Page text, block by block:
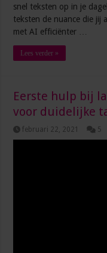
snel teksten op in je
teksten de nuance die jij
met AI efficiënter …
Lees verder »
Eerste hulp bij
voor duidelijke
februari 22, 2021 5